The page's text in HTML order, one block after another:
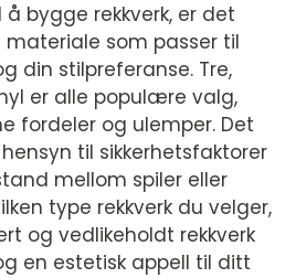
bygge rekkverk, er det
som passer til
din stilpreferanse. Tre,
er alle populære valg,
fordeler og ulemper. Det
til sikkerhetsfaktorer
mellom spiler eller
type rekkverk du velger,
og vedlikeholdt rekkverk
en estetisk appell til ditt